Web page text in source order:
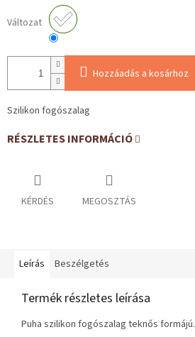
Változat
Hozzáadás a kosárhoz
Szilikon fogószalag
RÉSZLETES INFORMÁCIÓ
KÉRDÉS MEGOSZTÁS
Leírás Beszélgetés
Termék részletes leírása
Puha szilikon fogószalag teknős formájú.